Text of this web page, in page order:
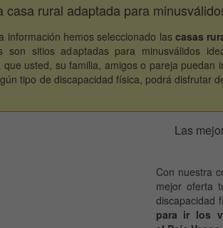
casa rural adaptada para
información hemos seleccionado lascasas
son sitios adaptadas para minusválidos
usted, su familia, amigos o pareja
tipo de discapacidad física, podrá disfrutar
Las
Con nuestra
mejor oferta
discapacidad
para ir los